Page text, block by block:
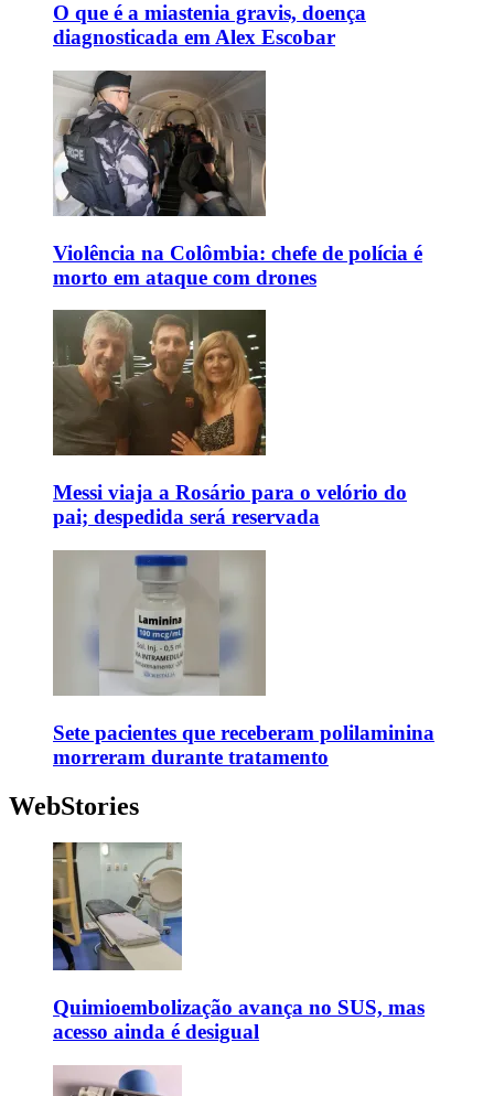
O que é a miastenia gravis, doença
diagnosticada em Alex Escobar
Violência na Colômbia: chefe de polícia é
morto em ataque com drones
Messi viaja a Rosário para o velório do
pai; despedida será reservada
Sete pacientes que receberam polilaminina
morreram durante tratamento
WebStories
Quimioembolização avança no SUS, mas
acesso ainda é desigual